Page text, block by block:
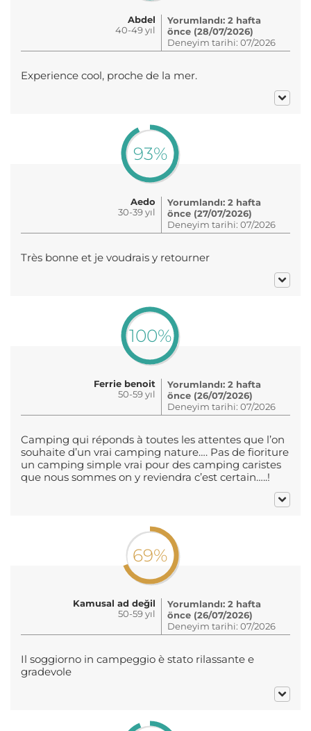
Abdel
40-49 yıl
Yorumlandı: 2 hafta
önce (28/07/2026)
Deneyim tarihi: 07/2026
Experience cool, proche de la mer.
93%
Aedo
30-39 yıl
Yorumlandı: 2 hafta
önce (27/07/2026)
Deneyim tarihi: 07/2026
Très bonne et je voudrais y retourner
100%
Ferrie benoit
50-59 yıl
Yorumlandı: 2 hafta
önce (26/07/2026)
Deneyim tarihi: 07/2026
Camping qui réponds à toutes les attentes que l’on
souhaite d’un vrai camping nature…. Pas de fioriture
un camping simple vrai pour des camping caristes
que nous sommes on y reviendra c’est certain…..!
69%
Kamusal ad değil
50-59 yıl
Yorumlandı: 2 hafta
önce (26/07/2026)
Deneyim tarihi: 07/2026
Il soggiorno in campeggio è stato rilassante e
gradevole